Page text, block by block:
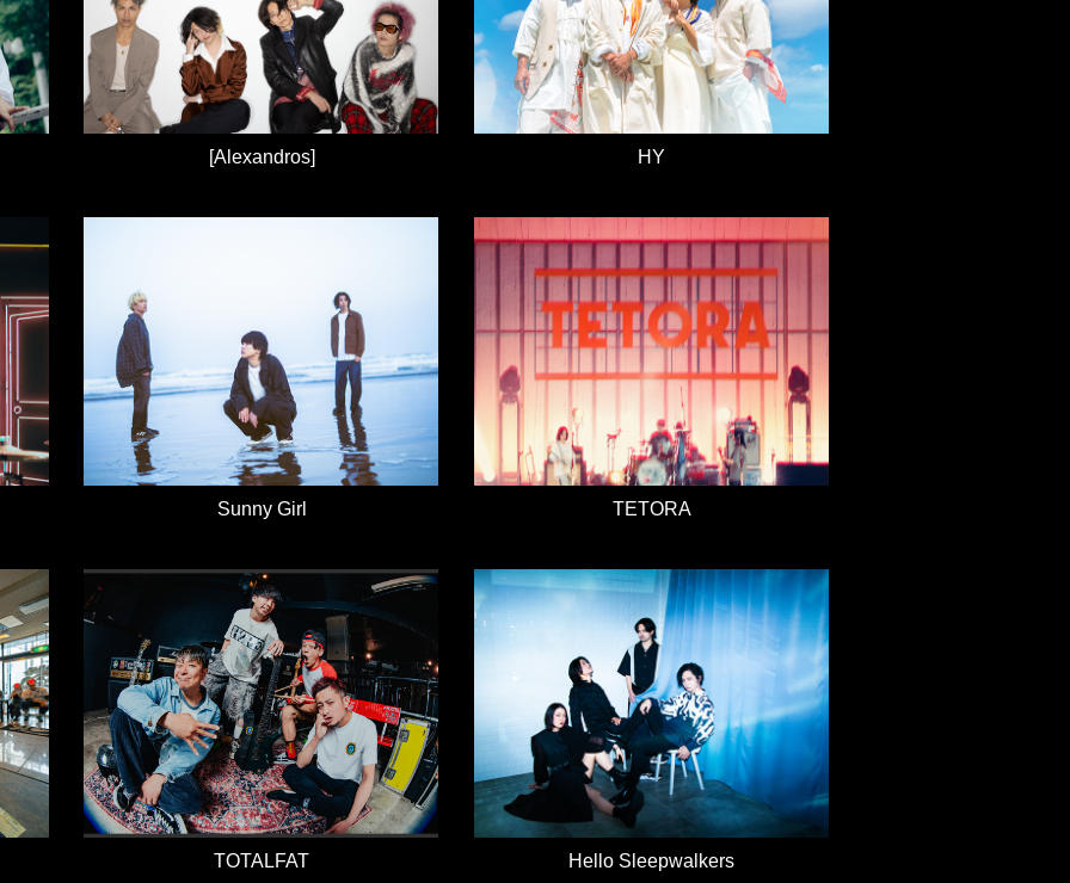
[Alexandros] HY
Sunny Girl TETORA
TOTALFAT Hello Sleepwalkers